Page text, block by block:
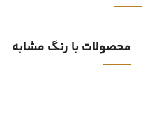
محصولات با رنگ مشابه